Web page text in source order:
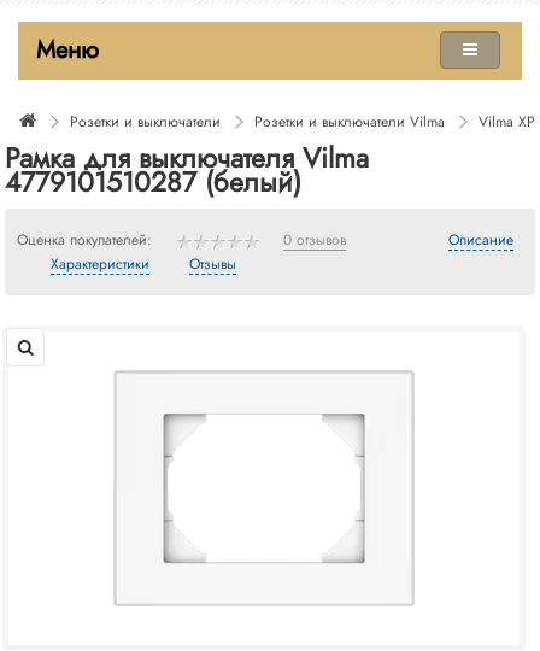
Меню
Розетки и выключатели Розетки и выключатели Vilma Vilma
Рамка для выключателя Vilma
4779101510287 (белый)
Оценка покупателей: 0 отзывов
Описание
Характеристики
Отзывы